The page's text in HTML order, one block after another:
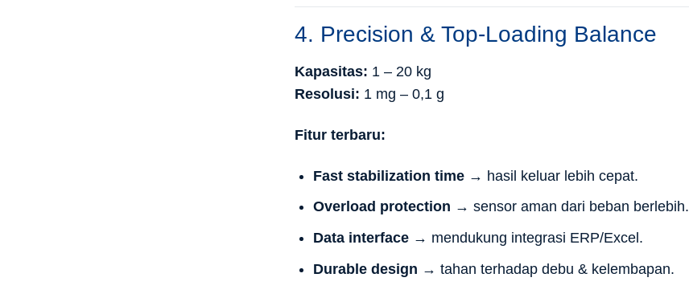
4. Precision & Top-Loading Balance
Kapasitas: 1 – 20 kg
Resolusi: 1 mg – 0,1 g
Fitur terbaru:
Fast stabilization time → hasil keluar lebih cepat.
Overload protection → sensor aman dari beban berlebih.
Data interface → mendukung integrasi ERP/Excel.
Durable design → tahan terhadap debu & kelembapan.